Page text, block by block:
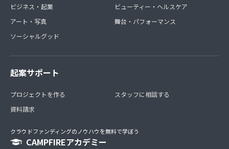
ビジネス・起業
アート・写真
ソーシャルグッド
ビューティー・ヘルスケア
舞台・パフォーマンス
起案サポート
プロジェクトを作る
資料請求
スタッフに相談する
クラウドファンディングのノウハウを無料で学ぼう
CAMPFIREアカデミー